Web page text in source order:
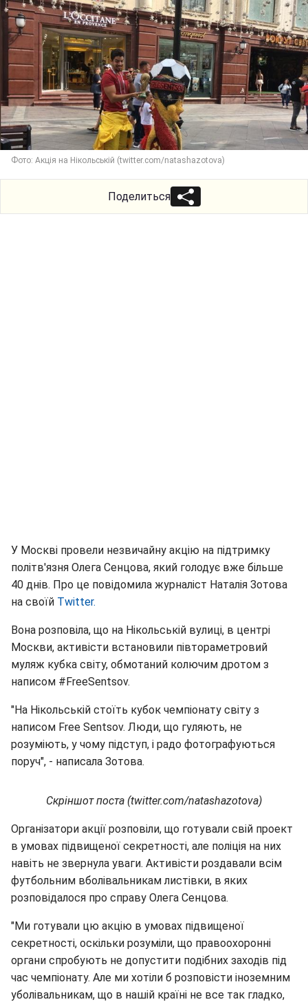
Фото: Акція на Нікольській (twitter.com/natashazotova)
Поделиться
У Москві провели незвичайну акцію на підтримку
політв'язня Олега Сенцова, який голодує вже більше
40 днів. Про це повідомила журналіст Наталія Зотова
на своїй Twitter.
Вона розповіла, що на Нікольській вулиці, в центрі
Москви, активісти встановили півтораметровий
муляж кубка світу, обмотаний колючим дротом з
написом #FreeSentsov.
"На Нікольській стоїть кубок чемпіонату світу з
написом Free Sentsov. Люди, що гуляють, не
розуміють, у чому підступ, і радо фотографуються
поруч", - написала Зотова.
Скріншот поста (twitter.com/natashazotova)
Організатори акції розповіли, що готували свій проект
в умовах підвищеної секретності, але поліція на них
навіть не звернула уваги. Активісти роздавали всім
футбольним вболівальникам листівки, в яких
розповідалося про справу Олега Сенцова.
"Ми готували цю акцію в умовах підвищеної
секретності, оскільки розуміли, що правоохоронні
органи спробують не допустити подібних заходів під
час чемпіонату. Але ми хотіли б розповісти іноземним
уболівальникам, що в нашій країні не все так гладко,